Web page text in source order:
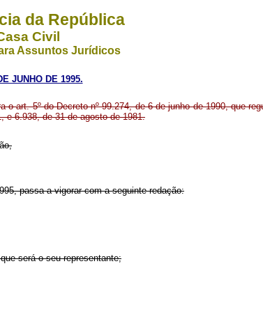
da República
Civil
Assuntos Jurídicos
JUNHO DE 1995.
o art. 5º do Decreto nº 99.274, de 6 de junho de 1990, que
e 6.938, de 31 de agosto de 1981.
passa a vigorar com a seguinte redação:
será o seu representante;